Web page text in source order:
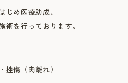
じめ医療助成、
を行っております。
挫傷（肉離れ）